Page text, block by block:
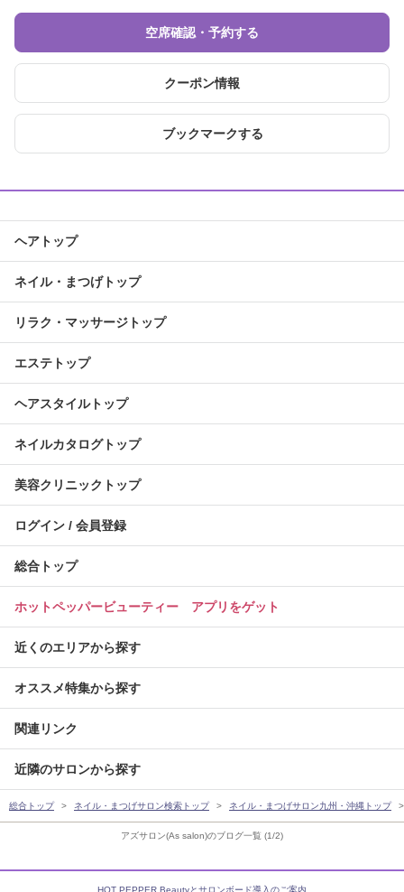
アズサロン(As salon)のブログ一覧 (1/2)
空席確認・予約する
クーポン情報
ブックマークする
ヘアトップ
ネイル・まつげトップ
リラク・マッサージトップ
エステトップ
ヘアスタイルトップ
ネイルカタログトップ
美容クリニックトップ
ログイン / 会員登録
総合トップ
ホットペッパービューティー アプリをゲット
近くのエリアから探す
オススメ特集から探す
関連リンク
近隣のサロンから探す
総合トップ ネイル・まつげサロン検索トップ ネイル・まつげサロン九州・沖縄トップ
HOT PEPPER Beautyとサロンボード導入のご案内